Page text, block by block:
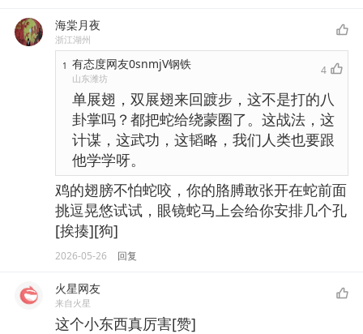
海棠月夜
浙江湖州
1 有态度网友0snmjV钢铁
山东潍坊
4
单展翅，双展翅来回踱步，这不是打的八
卦掌吗？都把蛇给绕蒙圈了。这战法，这
计谋，这武功，这韬略，我们人类也要跟
他学学呀。
鸡的翅膀不怕蛇咬，你的胳膊敢张开在蛇前面
挑逗晃悠试试，眼镜蛇马上会给你安排几个孔
[挨揍][狗]
2026-05-26 回复
火星网友
来自火星
这个小东西真厉害[赞]